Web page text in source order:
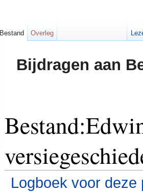
Bijdragen aan
Logboek voor deze
Bestand Overleg